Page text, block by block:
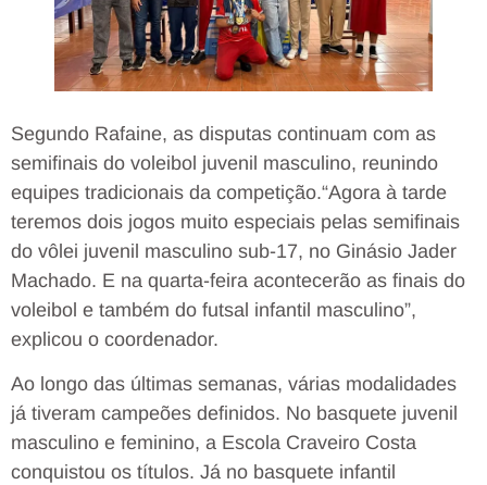
Segundo Rafaine, as disputas continuam com as
semifinais do voleibol juvenil masculino, reunindo
equipes tradicionais da competição.“Agora à tarde
teremos dois jogos muito especiais pelas semifinais
do vôlei juvenil masculino sub-17, no Ginásio Jader
Machado. E na quarta-feira acontecerão as finais do
voleibol e também do futsal infantil masculino”,
explicou o coordenador.
Ao longo das últimas semanas, várias modalidades
já tiveram campeões definidos. No basquete juvenil
masculino e feminino, a Escola Craveiro Costa
conquistou os títulos. Já no basquete infantil